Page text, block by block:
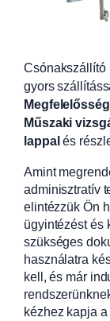
Csónakszállító
gyors
Műszaki
lappal és
Amint
adminisztratív
elintézzük Ön
ügyintézést és
szükséges
használatra
kell, és már
kézhez kapja a